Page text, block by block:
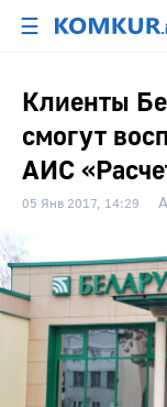
☰
Клиенты
смогут
АИС
05 Янв 2017, 14:29